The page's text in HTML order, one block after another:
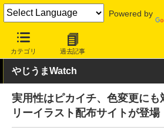
Powered by
カテゴリ 過去記事
INTERNET Watch トピック
やじうまWatch
実用性はピカイチ、色変更にも
リーイラスト配布サイトが登場